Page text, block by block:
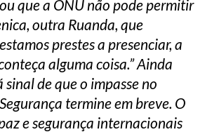
que a ONU não pode permitir
outra Ruanda, que
prestes a presenciar, a
alguma coisa.” Ainda
sinal de que o impasse no
termine em breve. O
e segurança internacionais